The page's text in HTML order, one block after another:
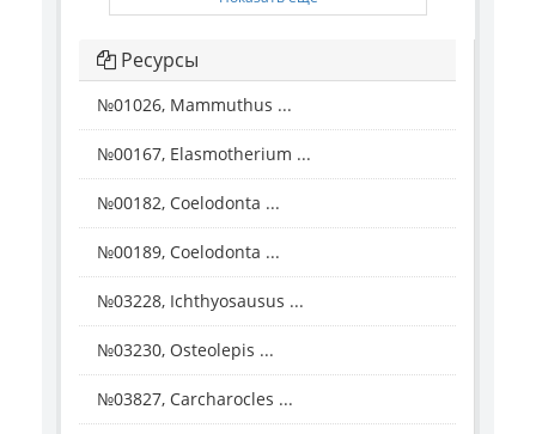
Ресурсы
№01026, Mammuthus ...
№00167, Elasmotherium ...
№00182, Coelodonta ...
№00189, Coelodonta ...
№03228, Ichthyosausus ...
№03230, Osteolepis ...
№03827, Carcharocles ...